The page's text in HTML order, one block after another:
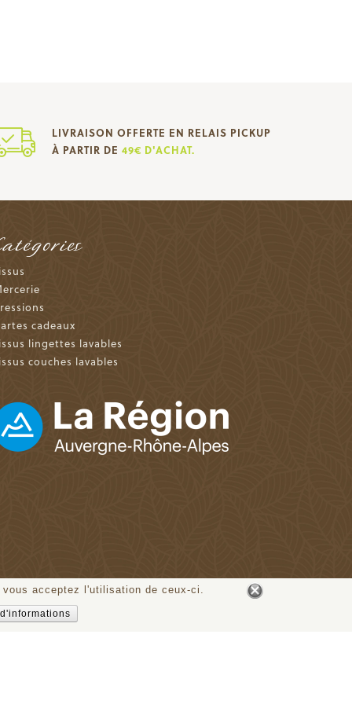
acceptez l'utilisation de ceux-ci.
LIVRAISON OFFERTE EN RELAIS PICKUP
À PARTIR DE 49€ D'ACHAT.
cadeaux
lingettes lavables
couches lavables